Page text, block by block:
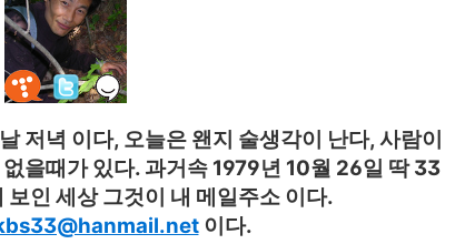
저녁 이다, 오늘은 왠지 술생각이 난다,사람이
을때가 있다. 과거속 1979년 10월 26일 딱 33
보인 세상 그것이 내 메일주소 이다.
이다.